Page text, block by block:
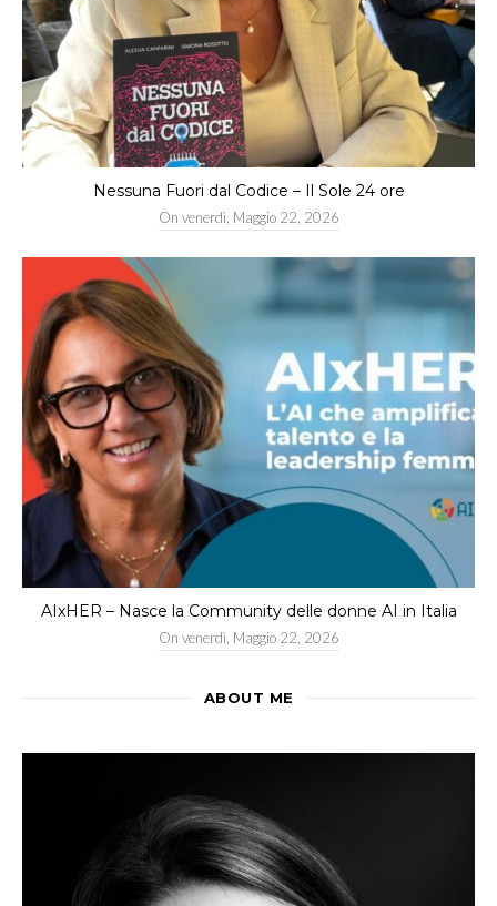
Nessuna Fuori dal Codice – Il Sole 24 ore
On venerdì, Maggio 22, 2026
AIxHER – Nasce la Community delle donne AI in Italia
On venerdì, Maggio 22, 2026
ABOUT ME